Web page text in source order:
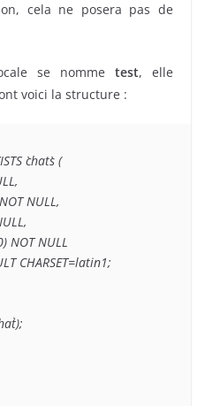
cela ne posera pas de
se nomme test, elle
voici la structure :
`chats` (
NULL,
NOT NULL
CHARSET=latin1;